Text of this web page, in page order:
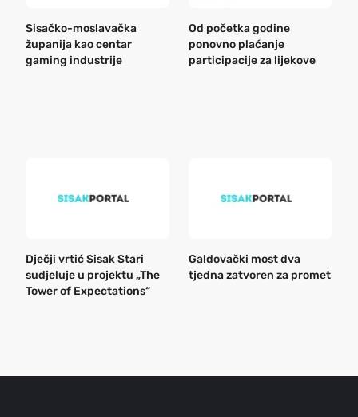
Sisačko-moslavačka
županija kao centar
gaming industrije
Od početka godine
ponovno plaćanje
participacije za lijekove
Dječji vrtić Sisak Stari
sudjeluje u projektu „The
Tower of Expectations“
Galdovački most dva
tjedna zatvoren za promet